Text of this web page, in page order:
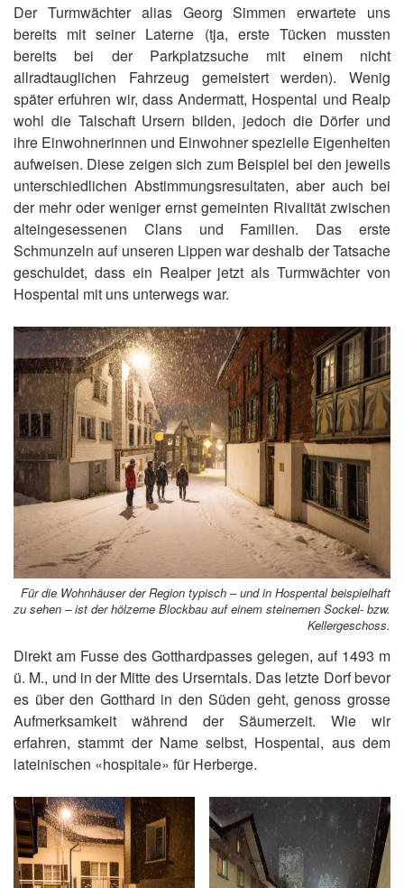
Der Turmwächter alias Georg Simmen erwartete uns
bereits mit seiner Laterne (tja, erste Tücken mussten
bereits bei der Parkplatzsuche mit einem nicht
allradtauglichen Fahrzeug gemeistert werden). Wenig
später erfuhren wir, dass Andermatt, Hospental und Realp
wohl die Talschaft Ursern bilden, jedoch die Dörfer und
ihre Einwohnerinnen und Einwohner spezielle Eigenheiten
aufweisen. Diese zeigen sich zum Beispiel bei den jeweils
unterschiedlichen Abstimmungsresultaten, aber auch bei
der mehr oder weniger ernst gemeinten Rivalität zwischen
alteingesessenen Clans und Familien. Das erste
Schmunzeln auf unseren Lippen war deshalb der Tatsache
geschuldet, dass ein Realper jetzt als Turmwächter von
Hospental mit uns unterwegs war.
Für die Wohnhäuser der Region typisch – und in Hospental beispielhaft
zu sehen – ist der hölzerne Blockbau auf einem steinernen Sockel- bzw.
Kellergeschoss.
Direkt am Fusse des Gotthardpasses gelegen, auf 1493 m
ü. M., und in der Mitte des Urserntals. Das letzte Dorf bevor
es über den Gotthard in den Süden geht, genoss grosse
Aufmerksamkeit während der Säumerzeit. Wie wir
erfahren, stammt der Name selbst, Hospental, aus dem
lateinischen «hospitale» für Herberge.